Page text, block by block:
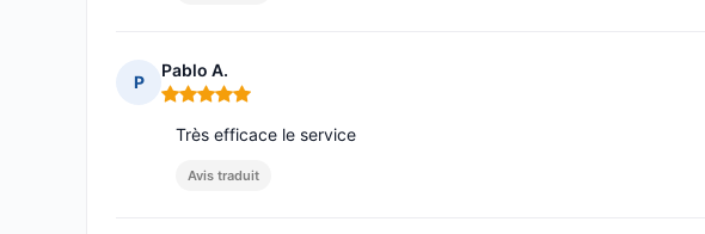
P
Pablo A.
Note : 5 sur 5
Très efficace le service
Avis traduit